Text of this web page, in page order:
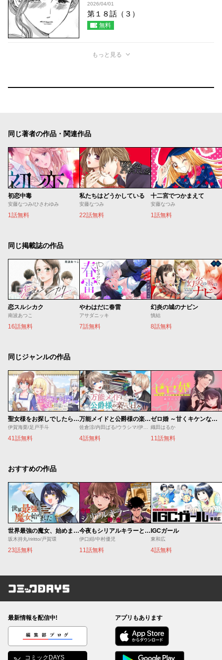
2026/04/01
第１８話（３）
無料
もっと見る
同じ著者の作品・関連作品
初恋中毒
安藤なつみ/ひさわゆみ
1話無料
私たちはどうかしている
安藤なつみ
22話無料
十二宮でつかまえて
安藤なつみ
1話無料
同じ掲載誌の作品
恋スルシカク
南波あつこ
16話無料
やわはだに春雷
アサダニッキ
7話無料
幻炎の城のナビン
慎結
8話無料
同じジャンルの作品
聖女様をお探しでしたら妹で間違いありません。さあどうぞお連れください、今すぐ。
伊賀海栗/足戸手斗
41話無料
万能メイドと公爵様の楽しい日々
佐倉涼/内田ぱる/ウラシマ/伊藤テリヤキ
4話無料
ゼロ婚 ～甘くキケンな極秘任務～
織田はるか
11話無料
おすすめの作品
世界最強の魔女、始めました ～私だけ『攻略サイト』を見れる世界で自由に生きます～
坂木持丸/riritto/戸賀環
23話無料
今夜もシリアルキラーと待ち合わせ
伊口紺/中村優児
11話無料
IGCガール
東和広
4話無料
コミックDAYS
最新情報を配信中!
編集部ブログ
コミックDAYS
アプリもあります